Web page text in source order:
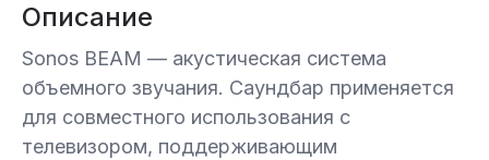
Описание
Sonos BEAM — акустическая система
объемного звучания. Саундбар применяется
для совместного использования с
телевизором, поддерживающим